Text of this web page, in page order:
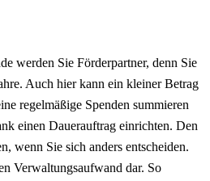
werden Sie Förderpartner, denn Sie
Auch hier kann ein kleiner Betrag
regelmäßige Spenden summieren
einen Dauerauftrag einrichten. Den
wenn Sie sich anders entscheiden.
Verwaltungsaufwand dar. So